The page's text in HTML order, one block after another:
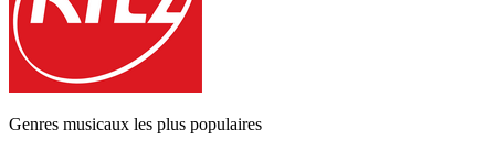
Genres musicaux les plus populaires